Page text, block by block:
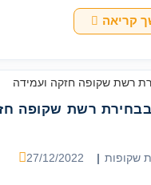
קריאהרשת
שקופה
רשתות
לפתרונות
רשת שקופה
שקופות פורסם:
27/12/2022